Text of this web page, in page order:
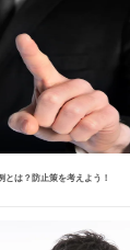
は？防止策を考えよう！